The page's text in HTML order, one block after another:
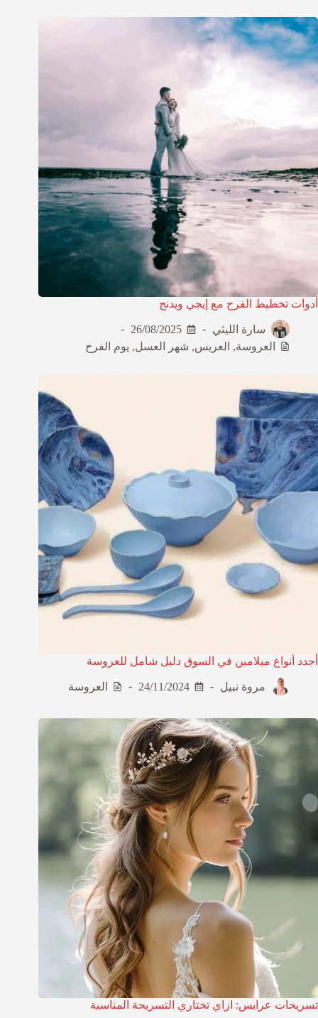
أدوات تخطيط الفرح مع إيجي ويدنج
سارة الليثي
26/08/2025
العروسة, العريس, شهر العسل, يوم الفرح
أجدد أنواع ميلامين في السوق دليل شامل للعروسة
مروة نبيل 24/11/2024 العروسة
تسريحات عرايس: ازاي تختاري التسريحة المناسبة